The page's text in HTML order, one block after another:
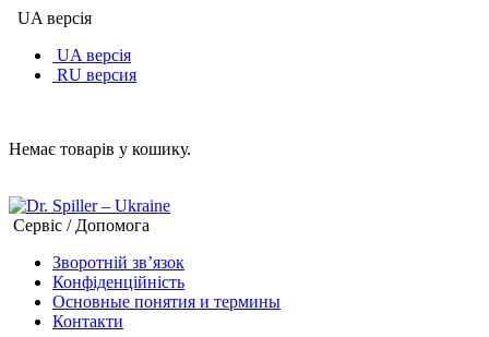
UA версія
UA версія
RU версия
Немає товарів у кошику.
Сервіс / Допомога
Зворотній зв’язок
Конфіденційність
Основные понятия и термины
Контакти